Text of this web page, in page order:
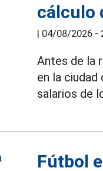
cálculo
| 04/08/2026 -
Antes de la
en la
salarios de
Fútbol